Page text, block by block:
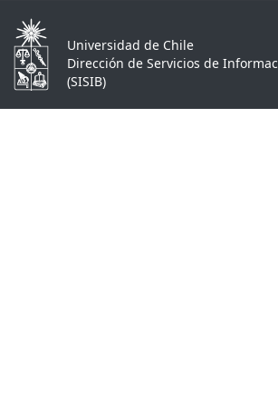
Universidad de Chile
Dirección de Servicios de
(SISIB)